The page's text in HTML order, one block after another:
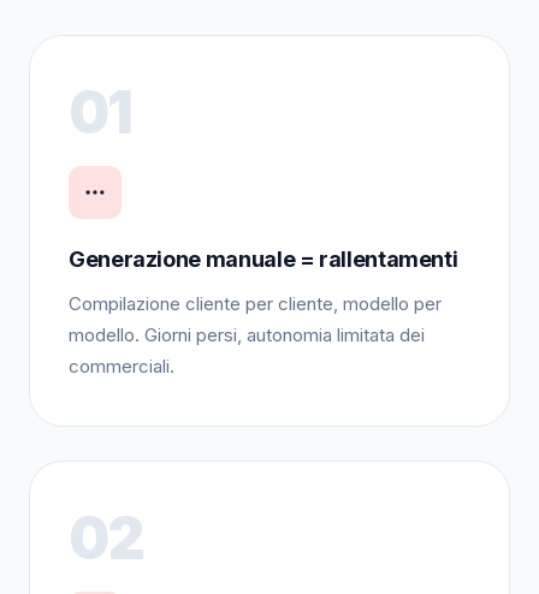
01
Generazione manuale = rallentamenti
Compilazione cliente per cliente, modello per
modello. Giorni persi, autonomia limitata dei
commerciali.
02